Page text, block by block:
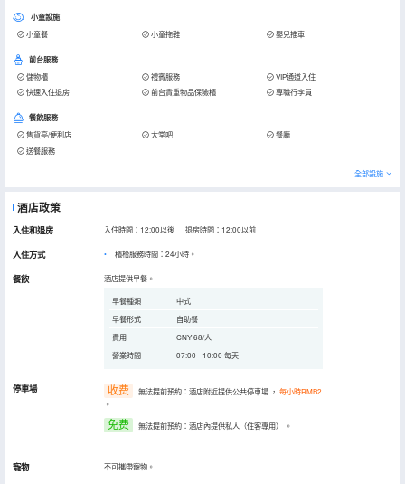
小童設施
小童餐 小童拖鞋 嬰兒推車
前台服務
儲物櫃 禮賓服務
VIP通道入住
快速入住退房
前台貴重物品保險櫃 專職行李員
餐飲服務
售貨亭/便利店 大堂吧
餐廳
送餐服務
全部設施
酒店政策
入住和退房 入住時間：12:00以後 退房時間：12:00以前
入住方式 櫃枱服務時間：24小時。
餐飲 酒店提供早餐。
早餐種類
中式
早餐形式
自助餐
費用
CNY 68/人
營業時間
07:00 - 10:00 每天
停車場 收费 無法提前預約：酒店附近提供公共停車場 ， 每小時RMB2
。
免费 無法提前預約：酒店內提供私人（住客專用） 。
寵物 不可攜帶寵物。